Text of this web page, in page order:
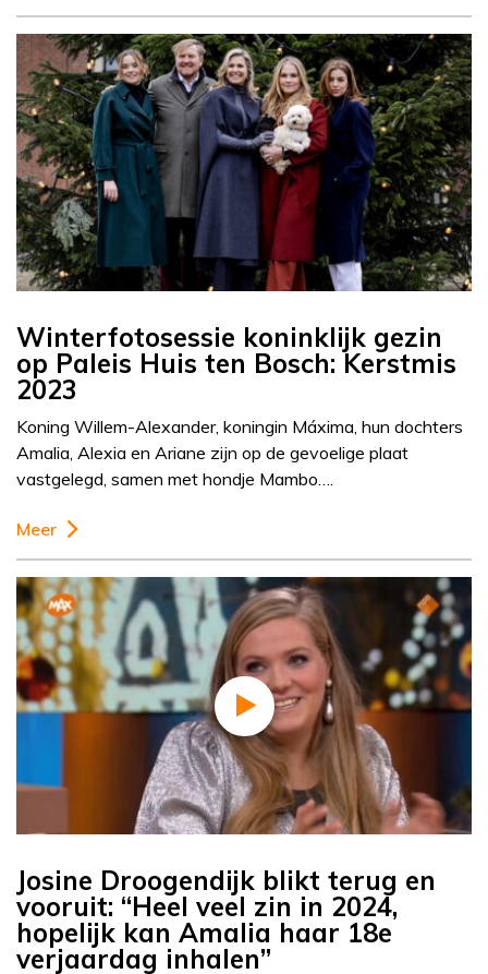
Winterfotosessie koninklijk gezin
op Paleis Huis ten Bosch: Kerstmis
2023
Koning Willem-Alexander, koningin Máxima, hun dochters
Amalia, Alexia en Ariane zijn op de gevoelige plaat
vastgelegd, samen met hondje Mambo….
Meer
Josine Droogendijk blikt terug en
vooruit: “Heel veel zin in 2024,
hopelijk kan Amalia haar 18e
verjaardag inhalen”